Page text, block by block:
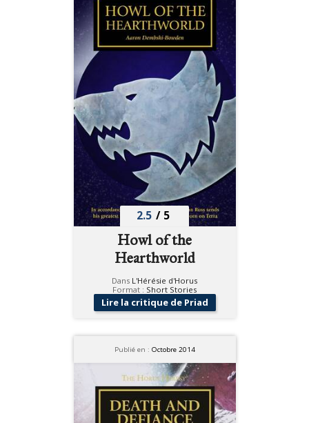
2.5 / 5
Howl of the
Hearthworld
Dans L'Hérésie d'Horus
Format : Short Stories
Lire la critique de Priad
Publié en : Octobre 2014